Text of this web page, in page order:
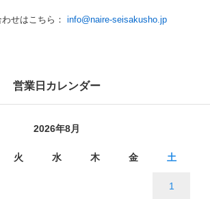
せはこちら： info@naire-seisakusho.jp
営業日カレンダー
2026年8月
火 水 木 金 土
1